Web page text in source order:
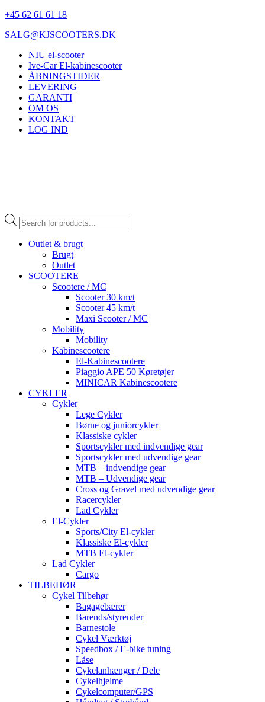
+45 62 61 61 18
SALG@KJSCOOTERS.DK
NIU el-scooter
Ive-Car El-kabinescooter
ÅBNINGSTIDER
LEVERING
GARANTI
OM OS
KONTAKT
LOG IND
Products
search
Outlet & brugt
Brugt
Outlet
SCOOTERE
Scootere / MC
Scooter 30 km/t
Scooter 45 km/t
Maxi Scooter / MC
Mobility
Mobility
Kabinescootere
El-Kabinescootere
Piaggio APE 50 Køretøjer
MINICAR Kabinescootere
CYKLER
Cykler
Lege Cykler
Børne og juniorcykler
Klassiske cykler
Sportscykler med indvendige gear
Sportscykler med udvendige gear
MTB – indvendige gear
MTB – Udvendige gear
Cross og Gravel med udvendige gear
Racercykler
Lad Cykler
El-Cykler
Sports/City El-cykler
Klassiske El-cykler
MTB El-cykler
Lad Cykler
Cargo
TILBEHØR
Cykel Tilbehør
Bagagebærer
Barends/styrender
Barnestole
Cykel Værktøj
Speedbox / E-bike tuning
Låse
Cykelanhænger / Dele
Cykelhjelme
Cykelcomputer/GPS